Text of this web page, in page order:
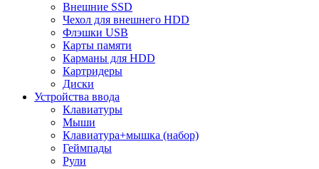
Внешние SSD
Чехол для внешнего HDD
Флэшки USB
Карты памяти
Карманы для HDD
Картридеры
Диски
Устройства ввода
Клавиатуры
Мыши
Клавиатура+мышка (набор)
Геймпады
Рули